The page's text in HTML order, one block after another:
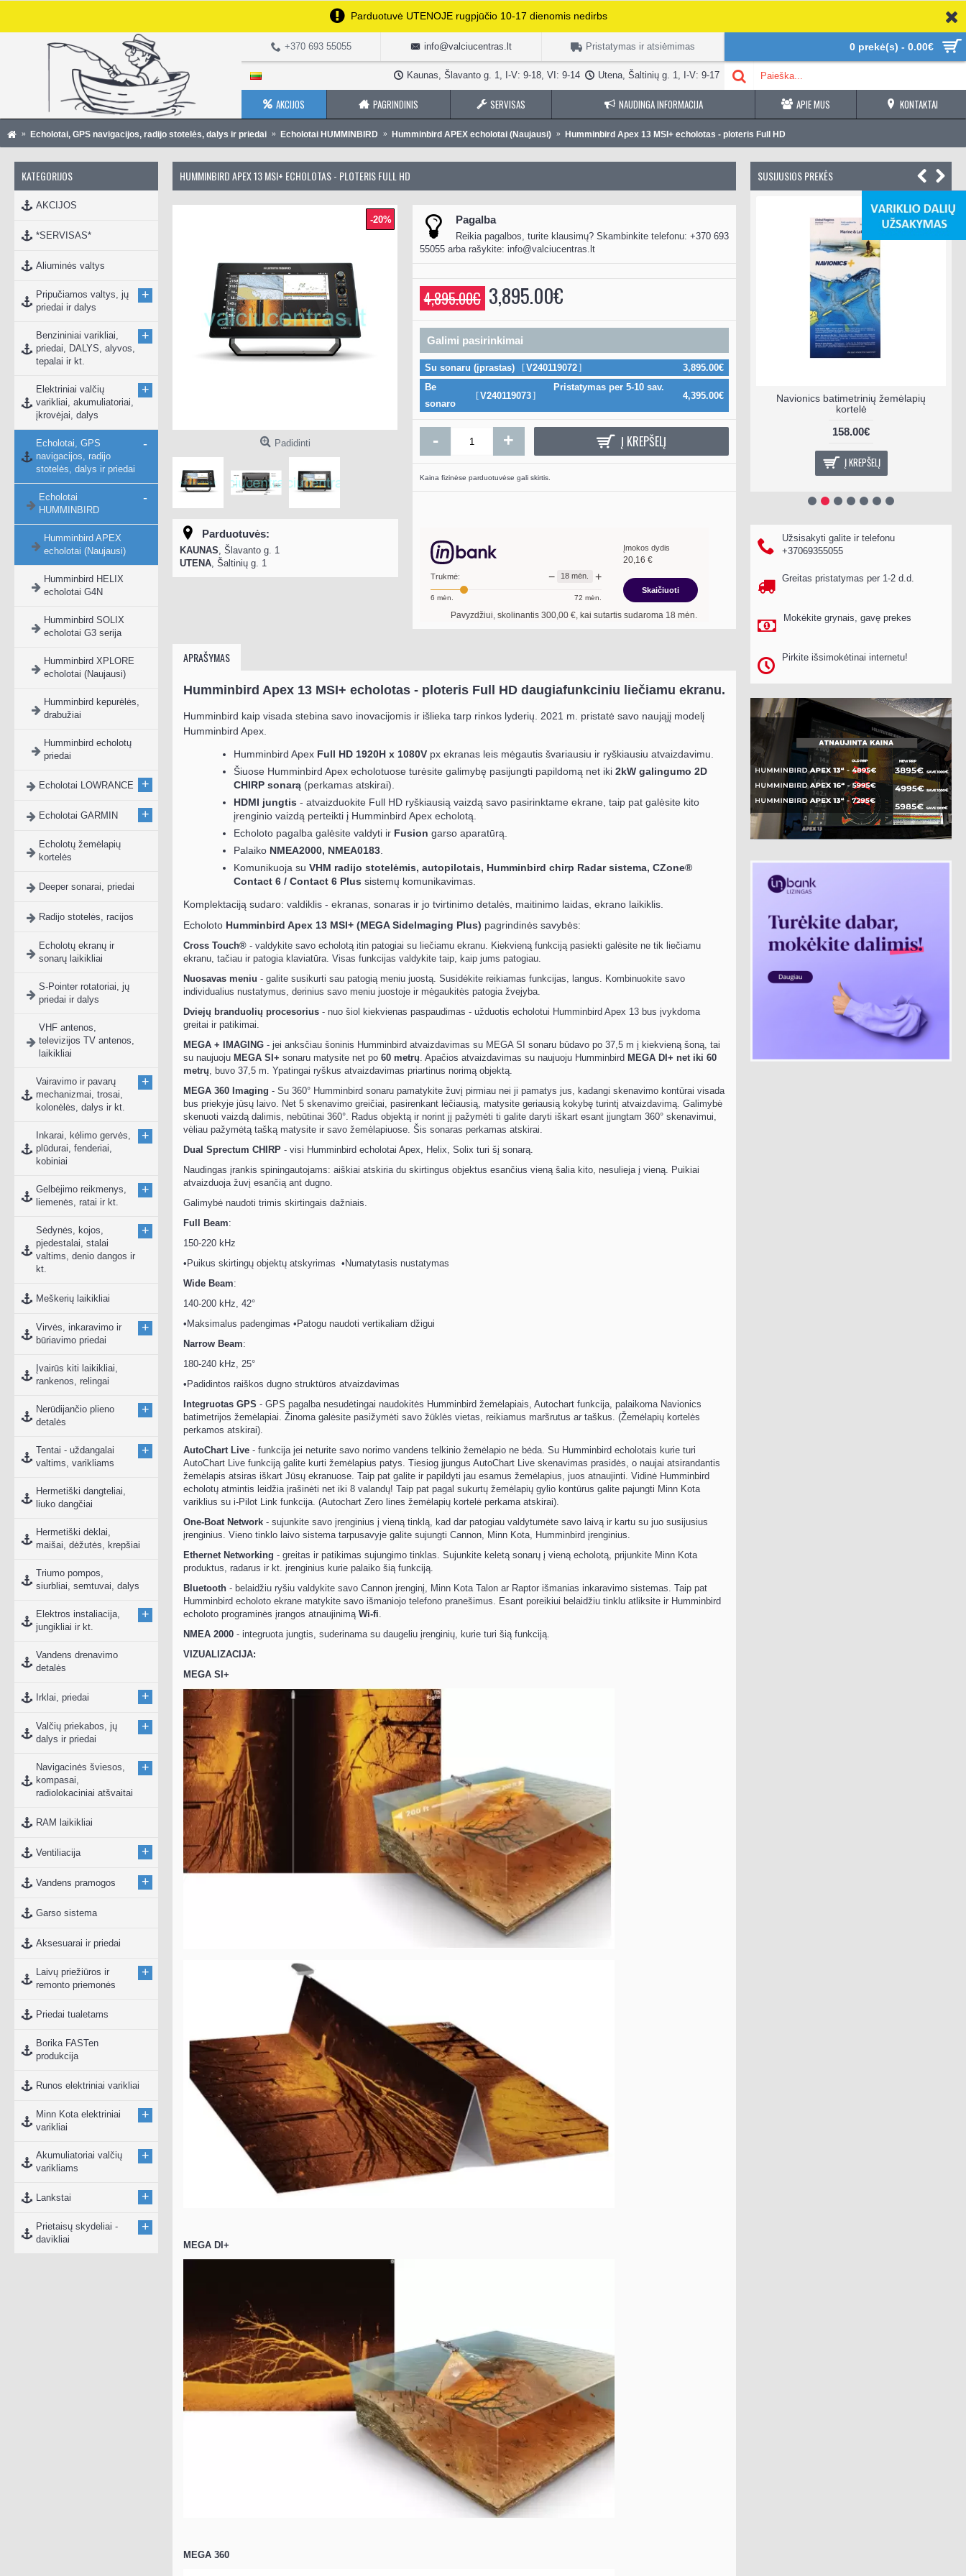
Parduotuvė UTENOJE rugpjūčio 10-17 dienomis nedirbs
+370 693 55055 info@valciucentras.lt Pristatymas ir atsiėmimas 0 prekė(s) - 0.00€
Kaunas, Šlavanto g. 1, I-V: 9-18, VI: 9-14 Utena, Šaltinių g. 1, I-V: 9-17
AKCIJOS PAGRINDINIS SERVISAS NAUDINGA INFORMACIJA APIE MUS KONTAKTAI
Echolotai, GPS navigacijos, radijo stotelės, dalys ir priedai Echolotai HUMMINBIRD Humminbird APEX echolotai (Naujausi) Humminbird Apex 13 MSI+ echolotas - ploteris Full HD
KATEGORIJOS
AKCIJOS
*SERVISAS*
Aliuminės valtys
Pripučiamos valtys, jų
priedai ir dalys
+
Benzininiai varikliai,
priedai, DALYS, alyvos,
tepalai ir kt.
+
Elektriniai valčių
varikliai, akumuliatoriai,
įkrovėjai, dalys
+
Echolotai, GPS
navigacijos, radijo
stotelės, dalys ir priedai
-
Echolotai
HUMMINBIRD
-
Humminbird APEX
echolotai (Naujausi)
Humminbird HELIX
echolotai G4N
Humminbird SOLIX
echolotai G3 serija
Humminbird XPLORE
echolotai (Naujausi)
Humminbird kepurėlės,
drabužiai
Humminbird echolotų
priedai
Echolotai LOWRANCE +
Echolotai GARMIN +
Echolotų žemėlapių
kortelės
Deeper sonarai, priedai
Radijo stotelės, racijos
Echolotų ekranų ir
sonarų laikikliai
S-Pointer rotatoriai, jų
priedai ir dalys
VHF antenos,
televizijos TV antenos,
laikikliai
Vairavimo ir pavarų
mechanizmai, trosai,
kolonėlės, dalys ir kt.
+
Inkarai, kėlimo gervės,
plūdurai, fenderiai,
kobiniai
+
Gelbėjimo reikmenys,
liemenės, ratai ir kt.
+
Sėdynės, kojos,
pjedestalai, stalai
valtims, denio dangos ir
kt.
+
Meškerių laikikliai
Virvės, inkaravimo ir
būriavimo priedai
+
Įvairūs kiti laikikliai,
rankenos, relingai
Nerūdijančio plieno
detalės
+
Tentai - uždangalai
valtims, varikliams
+
Hermetiški dangteliai,
liuko dangčiai
Hermetiški dėklai,
maišai, dėžutės, krepšiai
Triumo pompos,
siurbliai, semtuvai, dalys
Elektros instaliacija,
jungikliai ir kt.
+
Vandens drenavimo
detalės
Irklai, priedai +
Valčių priekabos, jų
dalys ir priedai
+
Navigacinės šviesos,
kompasai,
radiolokaciniai atšvaitai
+
RAM laikikliai
Ventiliacija +
Vandens pramogos +
Garso sistema
Aksesuarai ir priedai
Laivų priežiūros ir
remonto priemonės
+
Priedai tualetams
Borika FASTen
produkcija
Runos elektriniai varikliai
Minn Kota elektriniai
varikliai
+
Akumuliatoriai valčių
varikliams
+
Lankstai +
Prietaisų skydeliai -
davikliai
+
SUSIJUSIOS PREKĖS
HB AUTOCHART ZLINE batimetrinių
105.00€
Navionics batimetrinių žemėlapių
Į KREPŠELĮ
Užsisakyti galite ir telefonu
+37069355055
Greitas pristatymas per 1-2 d.d.
Mokėkite grynais, gavę prekes
Pirkite išsimokėtinai internetu!
HUMMINBIRD APEX 13 MSI+ ECHOLOTAS - PLOTERIS FULL HD
-20%
Padidinti
Parduotuvės:
KAUNAS, Šlavanto g. 1
UTENA, Šaltinių g. 1
Pagalba
Reikia pagalbos, turite klausimų? Skambinkite telefonu: +370 693
55055 arba rašykite: info@valciucentras.lt
4,895.00€ 3,895.00€
Galimi pasirinkimai
Su sonaru (įprastas) V240119072
3,895.00€
Be
sonaro
V240119073
Pristatymas per 5-10 sav.
4,395.00€
- + Į KREPŠELĮ
Kaina fizinėse parduotuvėse gali skirtis.
Trukmė: − 18 mėn. +
6 mėn. 72 mėn.
Įmokos dydis
20,16 €
Skaičiuoti
Pavyzdžiui, skolinantis300,00€, kai sutartis sudaroma18mėn. terminui, metinė palūkanų norma – %, sutarties sudarymo mokestis -3,00
APRAŠYMAS
Humminbird Apex 13 MSI+ echolotas - ploteris Full HD daugiafunkciniu liečiamu ekranu.
Humminbird kaip visada stebina savo inovacijomis ir išlieka tarp rinkos lyderių. 2021 m. pristatė savo naująjį modelį
Humminbird Apex.
Humminbird Apex Full HD 1920H x 1080V px ekranas leis mėgautis švariausiu ir ryškiausiu atvaizdavimu.
Šiuose Humminbird Apex echolotuose turėsite galimybę pasijungti papildomą net iki 2kW galingumo 2D
CHIRP sonarą (perkamas atskirai).
HDMI jungtis - atvaizduokite Full HD ryškiausią vaizdą savo pasirinktame ekrane, taip pat galėsite kito
įrenginio vaizdą perteikti į Humminbird Apex echolotą.
Echoloto pagalba galėsite valdyti ir Fusion garso aparatūrą.
Palaiko NMEA2000, NMEA0183
Komunikuoja su VHM radijo stotelėmis, autopilotais, Humminbird chirp Radar sistema, CZone®
Contact 6 / Contact 6 Plus sistemų komunikavimas.
Komplektaciją sudaro: valdiklis - ekranas, sonaras ir jo tvirtinimo detalės, maitinimo laidas, ekrano laikiklis.
Echoloto Humminbird Apex 13 MSI+ (MEGA SideImaging Plus) pagrindinės savybės:
Cross Touch® - valdykite savo echolotą itin patogiai su liečiamu ekranu. Kiekvieną funkciją pasiekti galėsite ne tik liečiamu
ekranu, tačiau ir patogia klaviatūra. Visas funkcijas valdykite taip, kaip jums patogiau.
Nuosavas meniu - galite susikurti sau patogią meniu juostą. Susidėkite reikiamas funkcijas, langus. Kombinuokite savo
individualius nustatymus, derinius savo meniu juostoje ir mėgaukitės patogia žvejyba.
Dviejų branduolių procesorius - nuo šiol kiekvienas paspaudimas - užduotis echolotui Humminbird Apex 13 bus įvykdoma
greitai ir patikimai.
MEGA + IMAGING - jei anksčiau šoninis Humminbird atvaizdavimas su MEGA SI sonaru būdavo po 37,5 m į kiekvieną šoną, tai
su naujuoju MEGA SI+ sonaru matysite net po 60 metrų. Apačios atvaizdavimas su naujuoju Humminbird MEGA DI+ net iki 60
metrų, buvo 37,5 m. Ypatingai ryškus atvaizdavimas priartinus norimą objektą.
MEGA 360 Imaging - Su 360° Humminbird sonaru pamatykite žuvį pirmiau nei ji pamatys jus, kadangi skenavimo kontūrai visada
bus priekyje jūsų laivo. Net 5 skenavimo greičiai, pasirenkant lėčiausią, matysite geriausią kokybę turintį atvaizdavimą. Galimybė
skenuoti vaizdą dalimis, nebūtinai 360°. Radus objektą ir norint jį pažymėti ti galite daryti iškart esant įjungtam 360° skenavimui,
vėliau pažymėtą tašką matysite ir savo žemėlapiuose. Šis sonaras perkamas atskirai.
Dual Sprectum CHIRP - visi Humminbird echolotai Apex, Helix, Solix turi šį sonarą.
Naudingas įrankis spiningautojams: aiškiai atskiria du skirtingus objektus esančius vieną šalia kito, nesulieja į vieną. Puikiai
atvaizduoja žuvį esančią ant dugno.
Galimybė naudoti trimis skirtingais dažniais.
Full Beam:
150-220 kHz
•Puikus skirtingų objektų atskyrimas •Numatytasis nustatymas
Wide Beam:
140-200 kHz, 42°
•Maksimalus padengimas •Patogu naudoti vertikaliam džigui
Narrow Beam:
180-240 kHz, 25°
•Padidintos raiškos dugno struktūros atvaizdavimas
Integruotas GPS - GPS pagalba nesudėtingai naudokitės Humminbird žemėlapiais, Autochart funkcija, palaikoma Navionics
batimetrijos žemėlapiai. Žinoma galėsite pasižymėti savo žūklės vietas, reikiamus maršrutus ar taškus. (Žemėlapių kortelės
perkamos atskirai).
AutoChart Live - funkcija jei neturite savo norimo vandens telkinio žemėlapio ne bėda. Su Humminbird echolotais kurie turi
AutoChart Live funkciją galite kurti žemėlapius patys. Tiesiog įjungus AutoChart Live skenavimas prasidės, o naujai atsirandantis
žemėlapis atsiras iškart Jūsų ekranuose. Taip pat galite ir papildyti jau esamus žemėlapius, juos atnaujinti. Vidinė Humminbird
echolotų atmintis leidžia įrašinėti net iki 8 valandų! Taip pat pagal sukurtų žemėlapių gylio kontūrus galite pajungti Minn Kota
variklius su i-Pilot Link funkcija. (Autochart Zero lines žemėlapių kortelė perkama atskirai).
One-Boat Network - sujunkite savo įrenginius į vieną tinklą, kad dar patogiau valdytumėte savo laivą ir kartu su juo susijusius
įrenginius. Vieno tinklo laivo sistema tarpusavyje galite sujungti Cannon, Minn Kota, Humminbird įrenginius.
Ethernet Networking - greitas ir patikimas sujungimo tinklas. Sujunkite keletą sonarų į vieną echolotą, prijunkite Minn Kota
produktus, radarus ir kt. įrenginius kurie palaiko šią funkciją.
Bluetooth - belaidžiu ryšiu valdykite savo Cannon įrenginį, Minn Kota Talon ar Raptor išmanias inkaravimo sistemas. Taip pat
Humminbird echoloto ekrane matykite savo išmaniojo telefono pranešimus. Esant poreikiui belaidžiu tinklu atliksite ir Humminbird
echoloto programinės įrangos atnaujinimą Wi-fi.
NMEA 2000 - integruota jungtis, suderinama su daugeliu įrenginių, kurie turi šią funkciją.
VIZUALIZACIJA:
MEGA SI+
MEGA DI+
MEGA 360